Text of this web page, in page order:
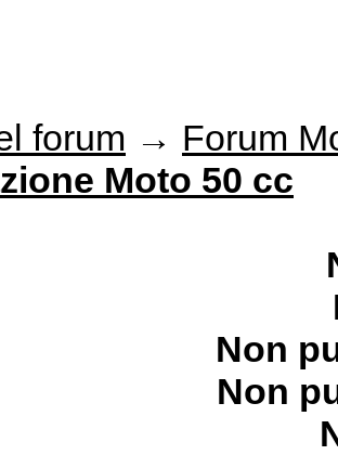
forum → Forum
Moto 50 cc
Non
Non